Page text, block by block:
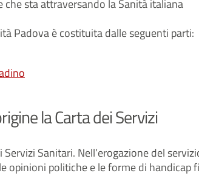
sta attraversando la Sanità italiana
Padova è costituita dalle seguenti parti:
la Carta dei Servizi
Sanitari. Nell’erogazione del
opinioni politiche e le forme di handicap